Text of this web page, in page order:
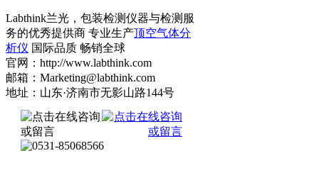
Labthink兰光，包装检测仪器与检测服
务的优秀提供商 专业生产顶空气体分
析仪 国际品质 畅销全球
官网：http://www.labthink.com
邮箱：Marketing@labthink.com
地址：山东·济南市无影山路144号